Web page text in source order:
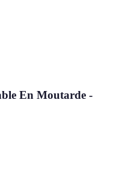
En Moutarde -